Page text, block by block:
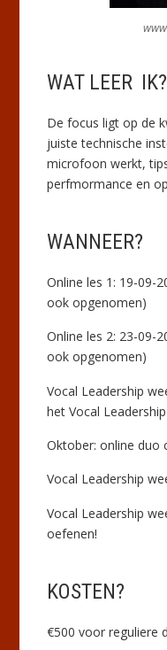
WAT LEER IK?
De focus ligt op de
juiste technische
microfoon werkt,
perfmormance en
WANNEER?
Online les 1: 19-09-
ook opgenomen)
Online les 2: 23-09-
ook opgenomen)
Vocal Leadership
het Vocal
Oktober: online duo
Vocal Leadership
Vocal Leadership
oefenen!
KOSTEN?
€500 voor reguliere